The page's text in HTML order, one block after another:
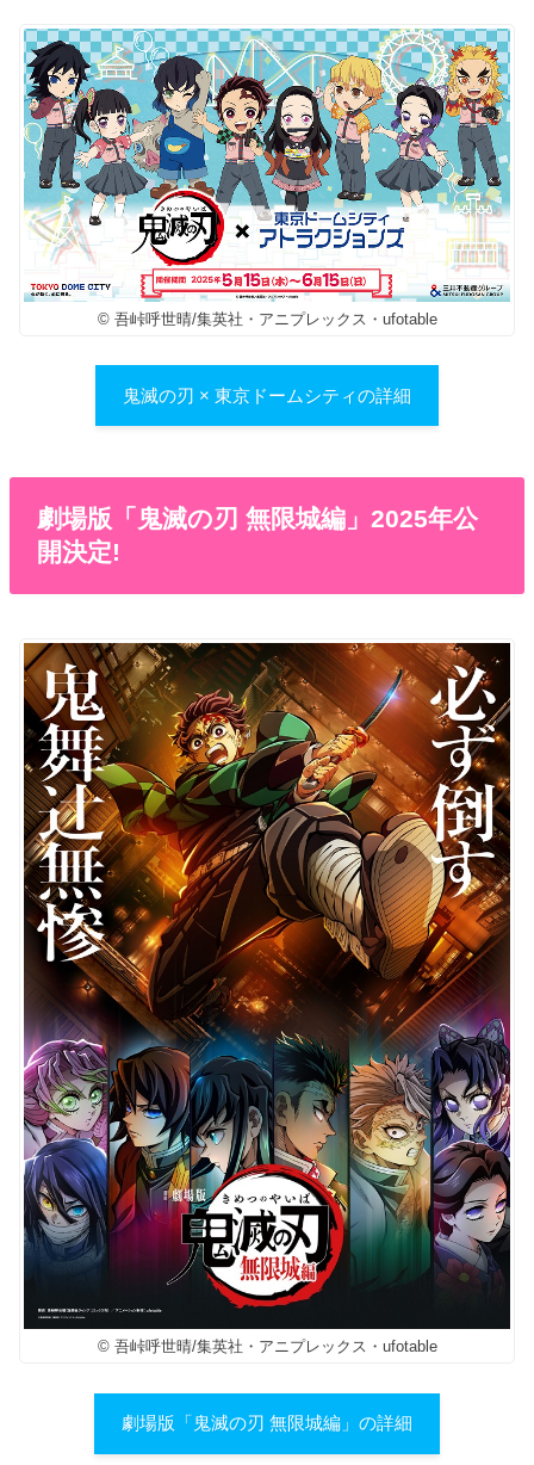
© 吾峠呼世晴/集英社・アニプレックス・ufotable
鬼滅の刃 × 東京ドームシティの詳細
劇場版「鬼滅の刃 無限城編」2025年公
開決定!
© 吾峠呼世晴/集英社・アニプレックス・ufotable
劇場版「鬼滅の刃 無限城編」の詳細